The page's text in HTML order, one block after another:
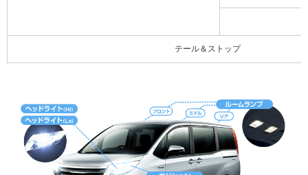
テール＆ストップ